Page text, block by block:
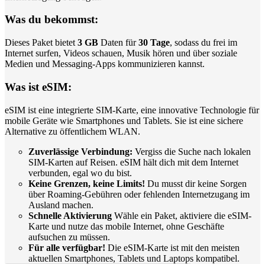
Was du bekommst:
Dieses Paket bietet 3 GB Daten für30 Tage, sodass du frei im
Internet surfen, Videos schauen, Musik hören und über soziale
Medien und Messaging-Apps kommunizieren kannst.
Was ist eSIM:
eSIM ist eine integrierte SIM-Karte, eine innovative Technologie für
mobile Geräte wie Smartphones und Tablets. Sie ist eine sichere
Alternative zu öffentlichem WLAN.
Zuverlässige Verbindung: Vergiss die Suche nach lokalen
SIM-Karten auf Reisen. eSIM hält dich mit dem Internet
verbunden, egal wo du bist.
Keine Grenzen, keine Limits! Du musst dir keine Sorgen
über Roaming-Gebühren oder fehlenden Internetzugang im
Ausland machen.
Schnelle Aktivierung Wähle ein Paket, aktiviere die eSIM-
Karte und nutze das mobile Internet, ohne Geschäfte
aufsuchen zu müssen.
Für alle verfügbar! Die eSIM-Karte ist mit den meisten
aktuellen Smartphones, Tablets und Laptops kompatibel.